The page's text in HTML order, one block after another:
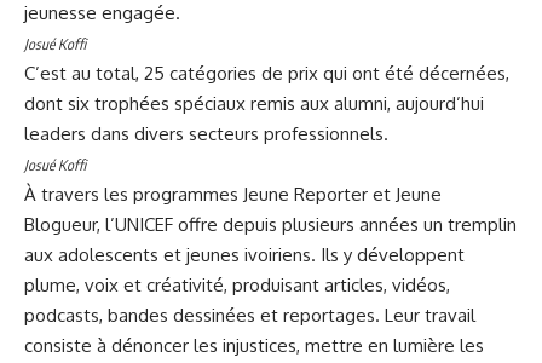
jeunesse engagée.
Josué Koffi
C’est au total, 25 catégories de prix qui ont été décernées,
dont six trophées spéciaux remis aux alumni, aujourd’hui
leaders dans divers secteurs professionnels.
Josué Koffi
À travers les programmes Jeune Reporter et Jeune
Blogueur, l’UNICEF offre depuis plusieurs années un tremplin
aux adolescents et jeunes ivoiriens. Ils y développent
plume, voix et créativité, produisant articles, vidéos,
podcasts, bandes dessinées et reportages. Leur travail
consiste à dénoncer les injustices, mettre en lumière les